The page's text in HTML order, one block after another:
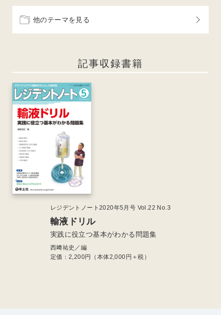
他のテーマを見る
記事収録書籍
レジデントノート2020年5月号 Vol.22 No.3
輸液ドリル
実践に役立つ基本がわかる問題集
西﨑祐史／編
定価：2,200円（本体2,000円＋税）